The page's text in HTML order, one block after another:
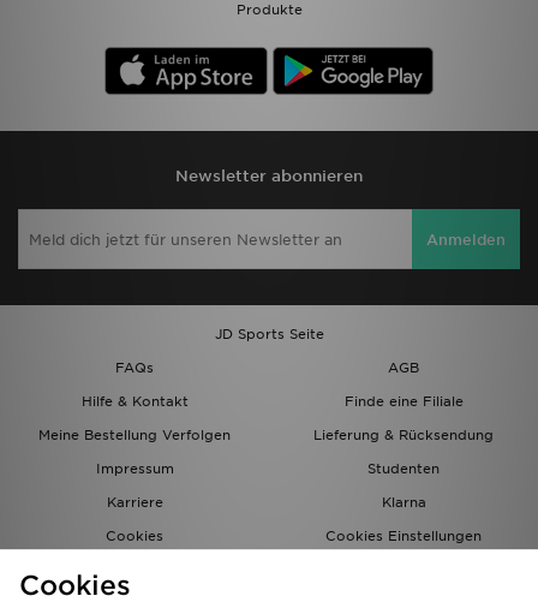
Produkte
Newsletter abonnieren
Anmelden
JD Sports Seite
FAQs
AGB
Hilfe & Kontakt
Finde eine Filiale
Meine Bestellung Verfolgen
Lieferung & Rücksendung
Impressum
Studenten
Karriere
Klarna
Cookies
Cookies Einstellungen
Cookies